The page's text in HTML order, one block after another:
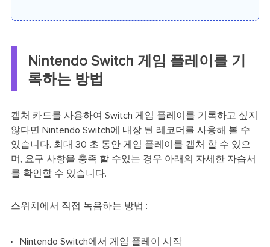
Nintendo Switch 게임 플레이를 기
록하는 방법
캡처 카드를 사용하여 Switch 게임 플레이를 기록하고 싶지
않다면 Nintendo Switch에 내장 된 레코더를 사용해 볼 수
있습니다. 최대 30 초 동안 게임 플레이를 캡처 할 수 있으
며, 요구 사항을 충족 할 수있는 경우 아래의 자세한 자습서
를 확인할 수 있습니다.
스위치에서 직접 녹음하는 방법 :
Nintendo Switch에서 게임 플레이 시작